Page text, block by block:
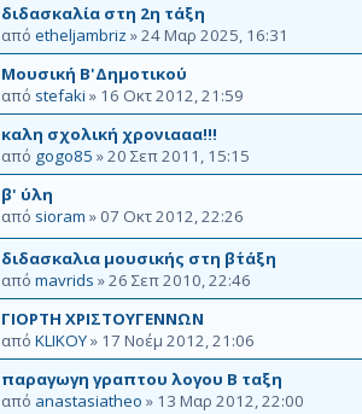
διδασκαλία στη 2η τάξη
από etheljambriz »24 Μαρ 2025, 16:31
Μουσική Β'Δημοτικού
από stefaki » 16 Οκτ 2012, 21:59
καλη σχολική χρονιααα!!!
από gogo85 »20 Σεπ 2011, 15:15
β' ύλη
από sioram » 07 Οκτ 2012, 22:26
διδασκαλια μουσικής στη β΄τάξη
από mavrids »26 Σεπ 2010, 22:46
ΓΙΟΡΤΗ ΧΡΙΣΤΟΥΓΕΝΝΩΝ
από KLIKOY» 17 Νοέμ 2012, 21:06
παραγωγη γραπτου λογου Β ταξη
από anastasiatheo » 13 Μαρ 2012, 22:00